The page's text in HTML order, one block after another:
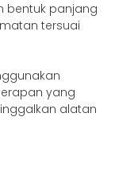
bentuk panjang
tersuai
yang
alatan